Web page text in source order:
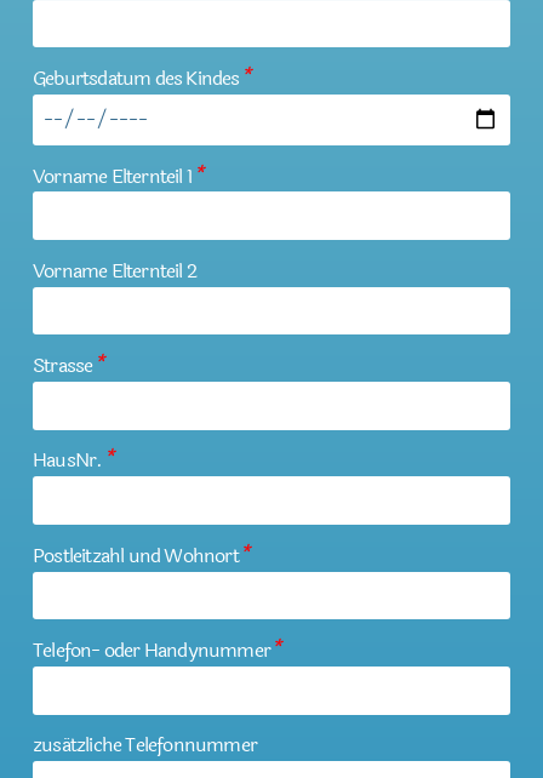
Geburtsdatum des Kindes *
Vorname Elternteil 1 *
Vorname Elternteil 2
Strasse*
HausNr. *
Postleitzahl und Wohnort*
Telefon- oder Handynummer*
zusätzliche Telefonnummer